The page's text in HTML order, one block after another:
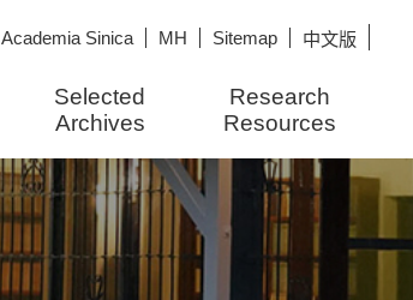
Academia Sinica MH Sitemap 中文版
Selected
Archives
Research
Resources